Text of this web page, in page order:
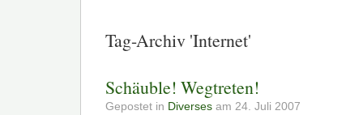
Tag-Archiv 'Internet'
Schäuble! Wegtreten!
Gepostet in Diverses am 24. Juli 2007